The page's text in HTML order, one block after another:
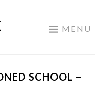
MENU
SCHOOL –